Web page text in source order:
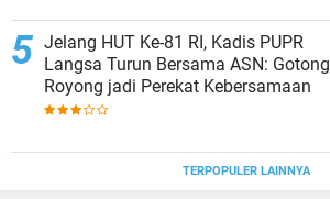
Jelang HUT Ke-81 RI, Kadis PUPR
Langsa Turun Bersama ASN: Gotong
Royong jadi Perekat Kebersamaan
TERPOPULER LAINNYA